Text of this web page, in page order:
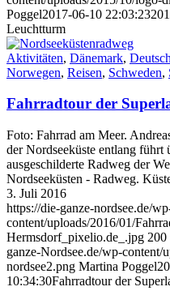
Poggel2017-06-10 22:03:23
Leuchtturm
Aktivitäten, Dänemark,
Norwegen, Reisen, Schweden,
Fahrradtour der
Foto: Fahrrad am Meer.
der Nordseeküste entlang
ausgeschilderte Radweg der
Nordseeküsten - Radweg.
3. Juli 2016
https://die-ganze-nordsee.de/
content/uploads/2016/01/
Hermsdorf_pixelio.de_.jpg 200
ganze-Nordsee.de/wp-content/
nordsee2.png Martina Poggel
10:34:30Fahrradtour der